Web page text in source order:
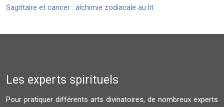
Sagittaire et cancer : alchimie zodiacale au lit
Les experts spirituels
Pour pratiquer différents arts divinatoires, de nombreux experts